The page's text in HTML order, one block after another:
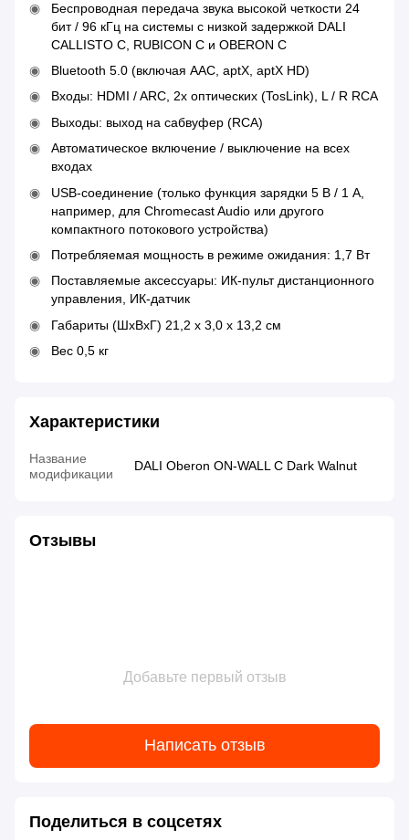
Беспроводная передача звука высокой четкости 24
бит / 96 кГц на системы с низкой задержкой DALI
CALLISTO C, RUBICON C и OBERON C
Bluetooth 5.0 (включая AAC, aptX, aptX HD)
Входы: HDMI / ARC, 2x оптических (TosLink), L / R RCA
Выходы: выход на сабвуфер (RCA)
Автоматическое включение / выключение на всех
входах
USB-соединение (только функция зарядки 5 В / 1 А,
например, для Chromecast Audio или другого
компактного потокового устройства)
Потребляемая мощность в режиме ожидания: 1,7 Вт
Поставляемые аксессуары: ИК-пульт дистанционного
управления, ИК-датчик
Габариты (ШхВхГ) 21,2 x 3,0 x 13,2 см
Вес 0,5 кг
Характеристики
Название
модификации
DALI Oberon ON-WALL С Dark Walnut
Отзывы
Добавьте первый отзыв
Написать отзыв
Поделиться в соцсетях